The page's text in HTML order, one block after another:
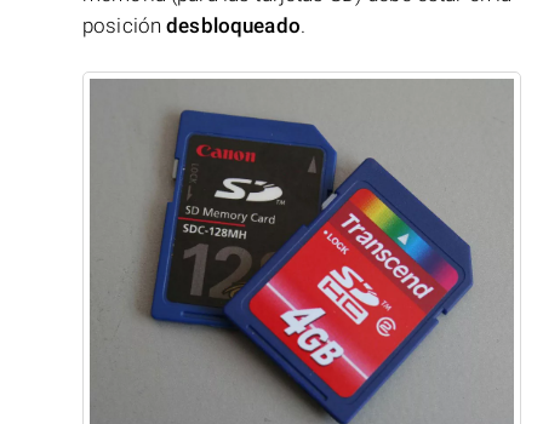
posicióndesbloqueado.